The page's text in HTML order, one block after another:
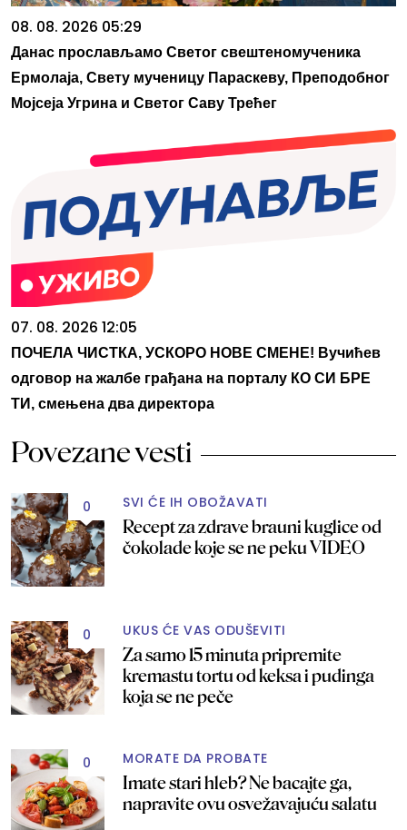
08. 08. 2026 05:29
Данас прослављамо Светог свештеномученика
Ермолаја, Свету мученицу Параскеву, Преподобног
Мојсеја Угрина и Светог Саву Трећег
07. 08. 2026 12:05
ПОЧЕЛА ЧИСТКА, УСКОРО НОВЕ СМЕНЕ! Вучићев
одговор на жалбе грађана на порталу КО СИ БРЕ
ТИ, смењена два директора
Povezane vesti
0 SVI ĆE IH OBOŽAVATI
Recept za zdrave brauni kuglice od
čokolade koje se ne peku VIDEO
0 UKUS ĆE VAS ODUŠEVITI
Za samo 15 minuta pripremite
kremastu tortu od keksa i pudinga
koja se ne peče
0 MORATE DA PROBATE
Imate stari hleb? Ne bacajte ga,
napravite ovu osvežavajuću salatu